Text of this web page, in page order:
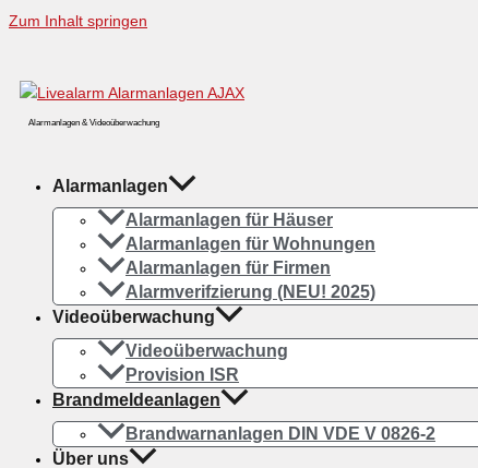
Zum Inhalt springen
Alarmanlagen & Videoüberwachung
Alarmanlagen
Alarmanlagen für Häuser
Alarmanlagen für Wohnungen
Alarmanlagen für Firmen
Alarmverifzierung (NEU! 2025)
Videoüberwachung
Videoüberwachung
Provision ISR
Brandmeldeanlagen
Brandwarnanlagen DIN VDE V 0826-2
Über uns